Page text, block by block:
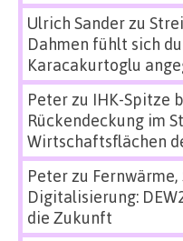
Ulrich Sanderzu
Dahmen fühlt sich
Karacakurtoglu
Peterzu IHK-Spitze
Rückendeckung im
Wirtschaftsflächen
Peterzu
Digitalisierung:
die Zukunft